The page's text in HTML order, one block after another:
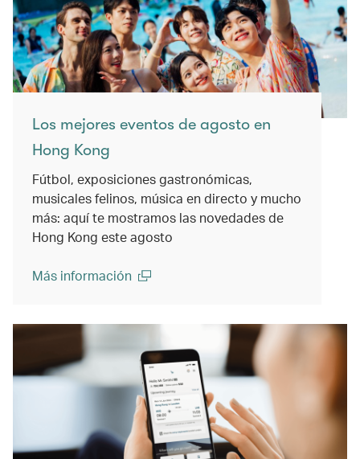
Los mejores eventos de agosto en
Hong Kong
Fútbol, exposiciones gastronómicas,
musicales felinos, música en directo y mucho
más: aquí te mostramos las novedades de
Hong Kong este agosto
Más información